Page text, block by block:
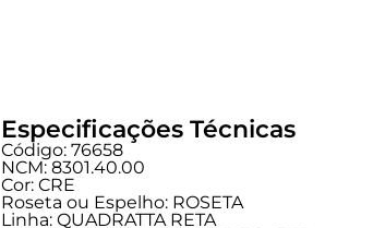
Especificações Técnicas
Código: 76658
NCM: 8301.40.00
Cor: CRE
Roseta ou Espelho: ROSETA
Linha: QUADRATTA RETA